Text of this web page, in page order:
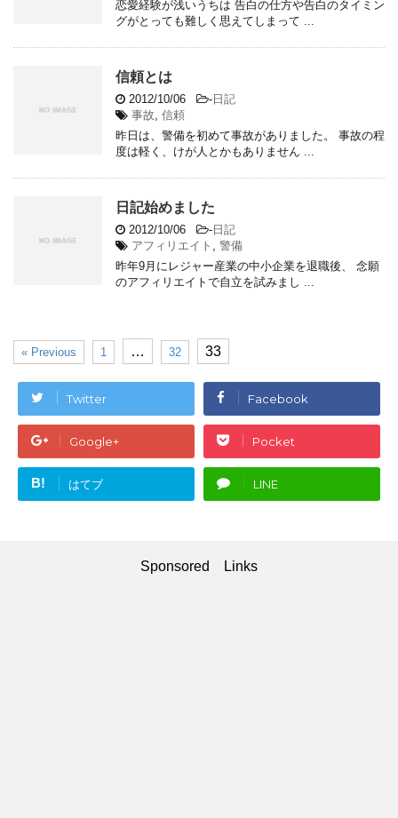
恋愛経験が浅いうちは 告白の仕方や告白のタイミン
グがとっても難しく思えてしまって ...
信頼とは
2012/10/06 - 日記
事故, 信頼
昨日は、警備を初めて事故がありました。 事故の程
度は軽く、けが人とかもありません ...
日記始めました
2012/10/06 - 日記
アフィリエイト , 警備
昨年9月にレジャー産業の中小企業を退職後、 念願
のアフィリエイトで自立を試みまし ...
« Previous 1 … 32 33
Twitter Facebook
Google+ Pocket
B! はてブ LINE
Sponsored Links